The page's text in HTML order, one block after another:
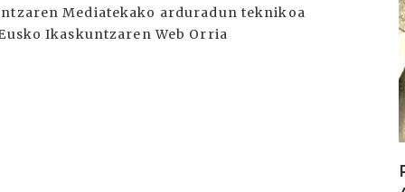
Mediatekako arduradun teknikoa
Ikaskuntzaren Web Orria